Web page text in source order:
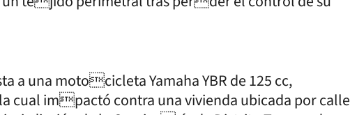
a una motocicleta Yamaha YBR de 125 cc,
cual impactó contra una vivienda ubicada por calle